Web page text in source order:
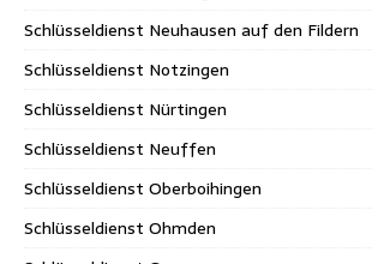
Schlüsseldienst Neuhausen auf den Fildern
Schlüsseldienst Notzingen
Schlüsseldienst Nürtingen
Schlüsseldienst Neuffen
Schlüsseldienst Oberboihingen
Schlüsseldienst Ohmden